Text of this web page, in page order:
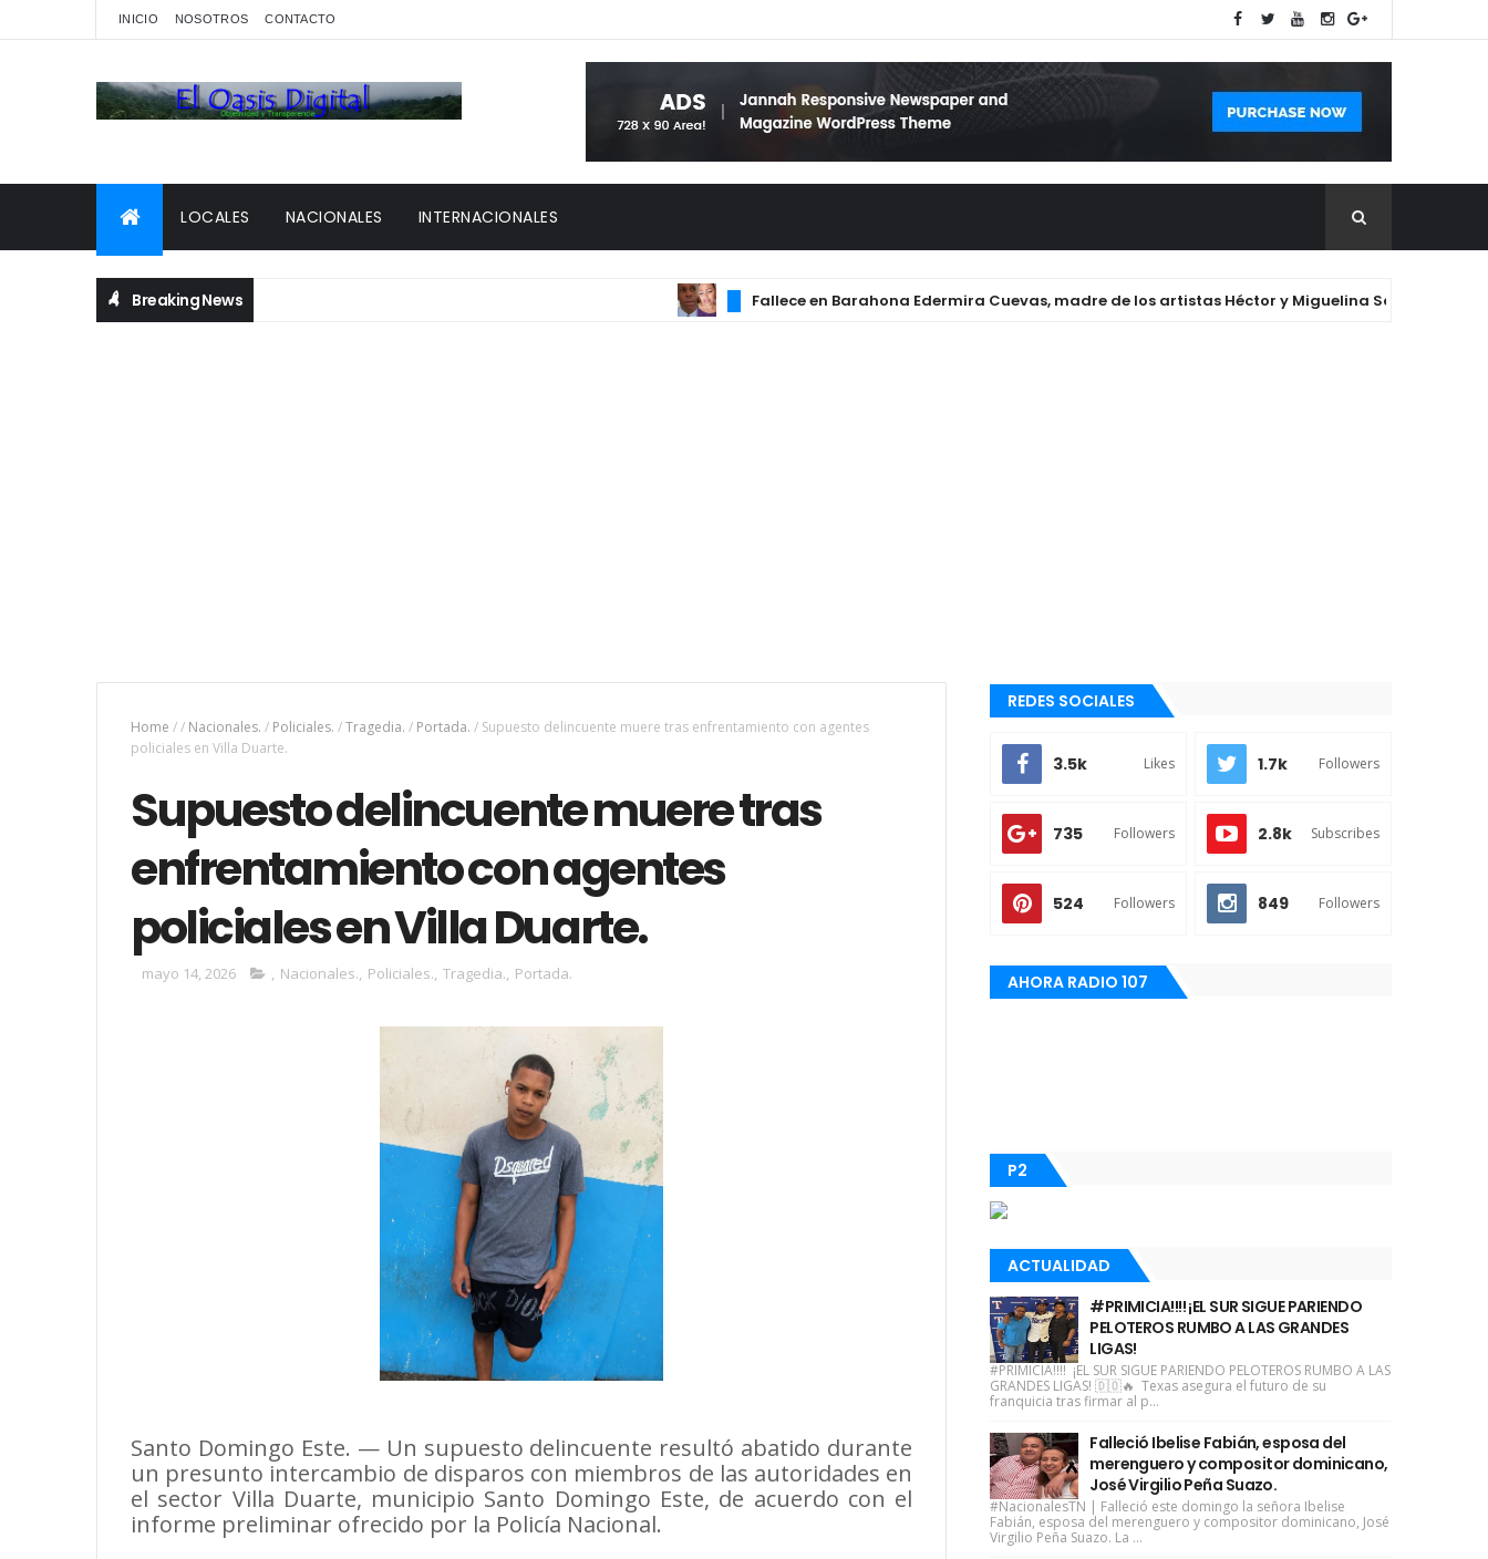
INICIO NOSOTROS CONTACTO
LOCALES NACIONALES INTERNACIONALES
Breaking News Fallece en Barahona Edermira Cuevas, madre de los artistas Héctor y Miguelina Santana.
Home // Nacionales. / Policiales. /Tragedia. / Portada. / Supuesto delincuente muere tras enfrentamiento con agentes
policiales en Villa Duarte.
Supuesto delincuente muere tras
enfrentamiento con agentes
policiales en Villa Duarte.
mayo 14, 2026 , Nacionales., Policiales., Tragedia., Portada.
Santo Domingo Este. — Un supuesto delincuente resultó abatido durante
un presunto intercambio de disparos con miembros de las autoridades en
el sector Villa Duarte, municipio Santo Domingo Este, de acuerdo con el
informe preliminar ofrecido por la Policía Nacional.
REDES SOCIALES
3.5k Likes 1.7k Followers
735 Followers 2.8k Subscribes
524 Followers 849 Followers
AHORA RADIO 107
P2
ACTUALIDAD
#PRIMICIA!!!! ¡EL SUR SIGUE PARIENDO
PELOTEROS RUMBO A LAS GRANDES
LIGAS!
#PRIMICIA!!!! ¡EL SUR SIGUE PARIENDO PELOTEROS RUMBO A LAS
GRANDES LIGAS! 🇩🇴🔥 Texas asegura el futuro de su
franquicia tras firmar al p...
Falleció Ibelise Fabián, esposa del
merenguero y compositor dominicano,
José Virgilio Peña Suazo.
#NacionalesTN | Falleció este domingo la señora Ibelise
Fabián, esposa del merenguero y compositor dominicano, José
Virgilio Peña Suazo. La ...